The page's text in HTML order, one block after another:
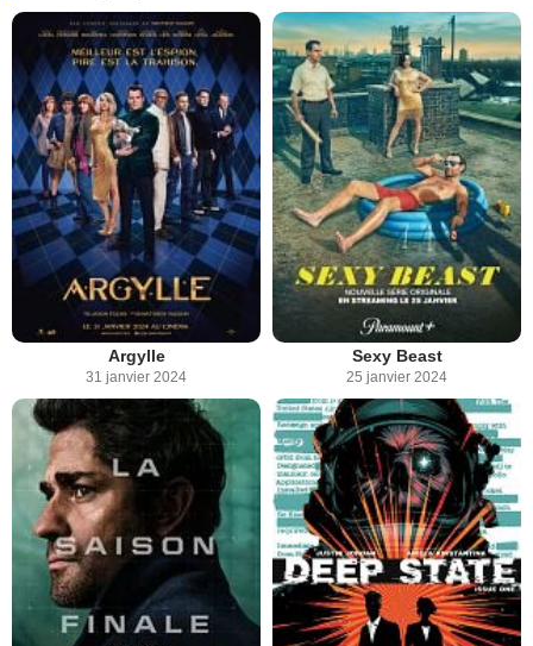
Argylle
31 janvier 2024
Sexy Beast
25 janvier 2024